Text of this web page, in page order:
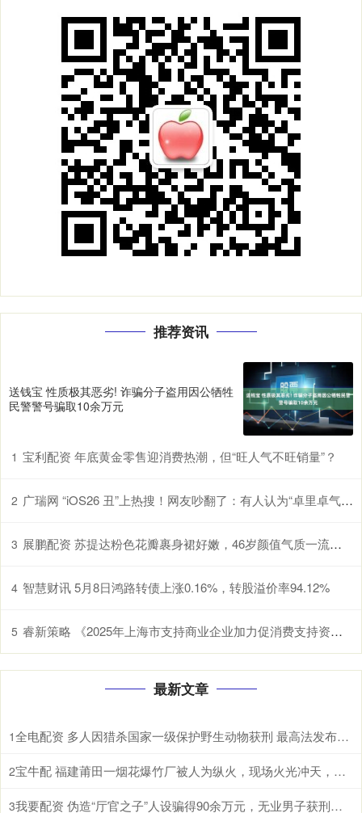
推荐资讯
送钱宝 性质极其恶劣! 诈骗分子盗用因公牺牲
民警警号骗取10余万元
1 宝利配资 年底黄金零售迎消费热潮，但“旺人气不旺销量”？
2 广瑞网 “iOS26 丑”上热搜！网友吵翻了：有人认为“卓里卓气” 有人说“立体照片”好玩！
3 展鹏配资 苏提达粉色花瓣裹身裙好嫩，46岁颜值气质一流，秒杀泰王90后宠妃
4 智慧财讯 5月8日鸿路转债上涨0.16%，转股溢价率94.12%
5 睿新策略 《2025年上海市支持商业企业加力促消费支持资金（服务消费场景创建项目）申报指南》发布
最新文章
1 全电配资 多人因猎杀国家一级保护野生动物获刑 最高法发布一批典型案例
2 宝牛配 福建莆田一烟花爆竹厂被人为纵火，现场火光冲天，居民称听到多声巨响
3 我要配资 伪造“厅官之子”人设骗得90余万元，无业男子获刑十年六个月